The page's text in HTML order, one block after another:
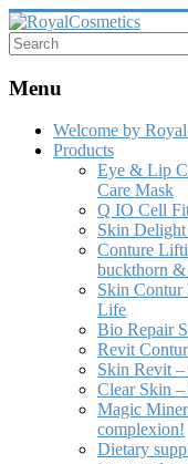
Skip
to
content
RoyalCosmetics
Menu
Welcome by
Products
Eye & Lip
Care Mask
Q IO Cell
Skin
Conture
buckthorn &
Skin Contur
Life
Bio Repair
Revit
Skin Revit
Clear Skin
Magic
complexion!
Dietary